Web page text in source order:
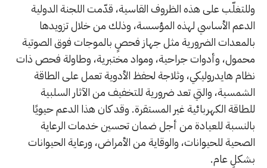
وللتغلّب على هذه الظروف القاسية، قدّمت اللجنة الدولية
الدعم الأساسي لهذه المؤسسة، وذلك من خلال تزويدها
بالمعدات الضرورية مثل جهاز فحصٍ بالموجات فوق الصوتية
محمول، وأدوات جراحية، ومواد مختبرية، وطاولة فحص ذات
نظام هايدروليكي، وثلاجة لحفظ الأدوية تعمل على الطاقة
الشمسية، والتي تعد ضرورية للتخفيف من الآثار السلبية
للطاقة الكهربائية غير المستقرة. وقد كان هذا الدعم حيويًا
بالنسبة للعيادة من أجل ضمان تحسين خدمات الرعاية
الصحية للحيوانات، والوقاية من الأمراض، ورعاية الحيوانات
بشكلٍ عام.